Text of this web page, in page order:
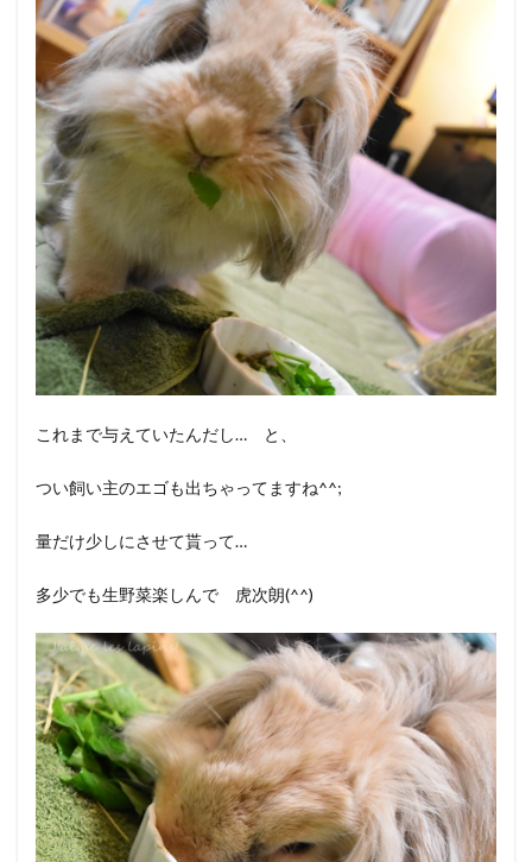
これまで与えていたんだし… と、
つい飼い主のエゴも出ちゃってますね^^;
量だけ少しにさせて貰って…
多少でも生野菜楽しんで 虎次朗(^^)